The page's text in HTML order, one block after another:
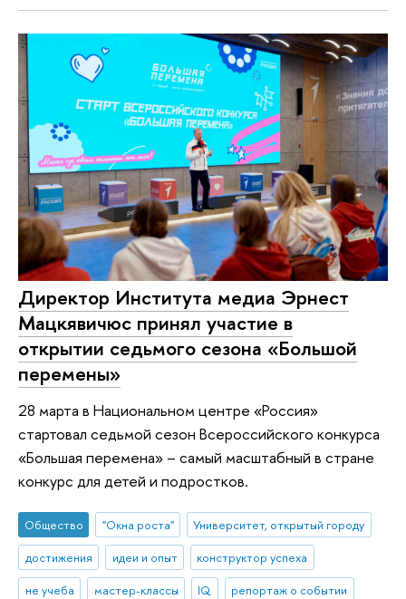
Директор Института медиа Эрнест
Мацкявичюс принял участие в
открытии седьмого сезона «Большой
перемены»
28 марта в Национальном центре «Россия»
стартовал седьмой сезон Всероссийского конкурса
«Большая перемена» – самый масштабный в стране
конкурс для детей и подростков.
Общество "Окна роста"
Университет, открытый городу
достижения
идеи и опыт
конструктор успеха
не учеба
мастер-классы IQ
репортаж о событии